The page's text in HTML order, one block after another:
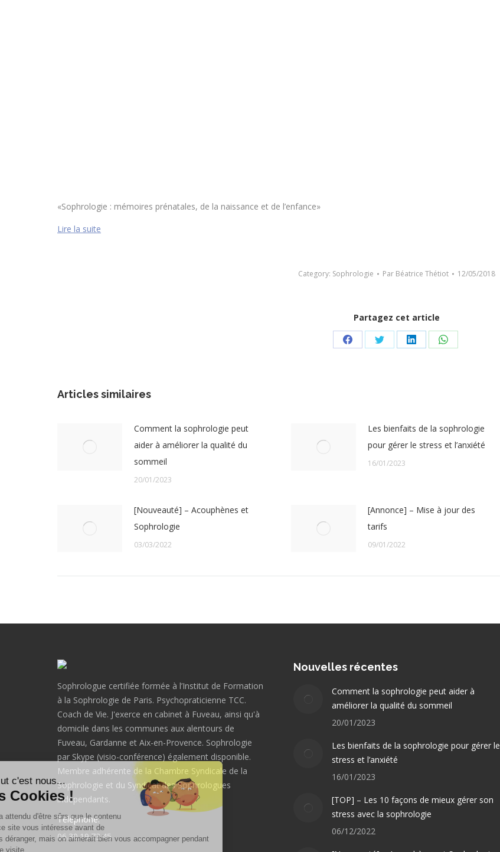
«Sophrologie : mémoires prénatales, de la naissance et de l’enfance»
Lire la suite
Category: Sophrologie Par Béatrice Thétiot 12/05/2018
Partagez cet article
Share Share Share Share
Articles similaires
Comment la sophrologie peut
aider à améliorer la qualité du
sommeil
20/01/2023
Les bienfaits de la sophrologie
pour gérer le stress et l’anxiété
16/01/2023
[Nouveauté] – Acouphènes et
Sophrologie
03/03/2022
[Annonce] – Mise à jour des
tarifs
09/01/2022
Sophrologue certifiée formée à l’Institut de Formation
à la Sophrologie de Paris. Psychopraticienne TCC.
Coach de Vie. J'exerce en cabinet à Fuveau, ainsi qu'à
domicile dans les communes aux alentours de
Fuveau, Gardanne et Aix-en-Provence. Sophrologie
par Skype (visio-conférence) également disponible.
Membre adhérente de la Chambre Syndicale de la
Sophrologie et du Syndicat des Sophrologues
indépendants.
Téléphone:
06.30.19.73.45
Nouvelles récentes
Comment la sophrologie peut aider à
améliorer la qualité du sommeil
20/01/2023
Les bienfaits de la sophrologie pour gérer le
stress et l’anxiété
16/01/2023
[TOP] – Les 10 façons de mieux gérer son
stress avec la sophrologie
06/12/2022
Salut c'est nous...
les Cookies !
On a attendu d'être sûrs que le contenu
de ce site vous intéresse avant de
vous déranger, mais on aimerait bien vous accompagner pendant
votre visite...